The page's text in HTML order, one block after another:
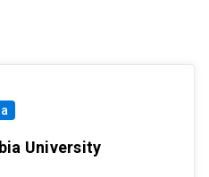
University